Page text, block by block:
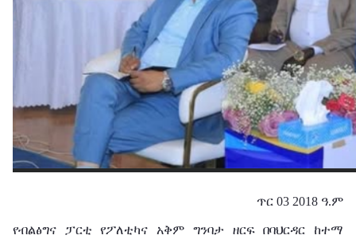
ጥር 03 2018 ዓ.ም
የብልፅግና ፓርቲ የፖለቲካና አቅም ግንባታ ዘርፍ በባህርዳር
ከተማ